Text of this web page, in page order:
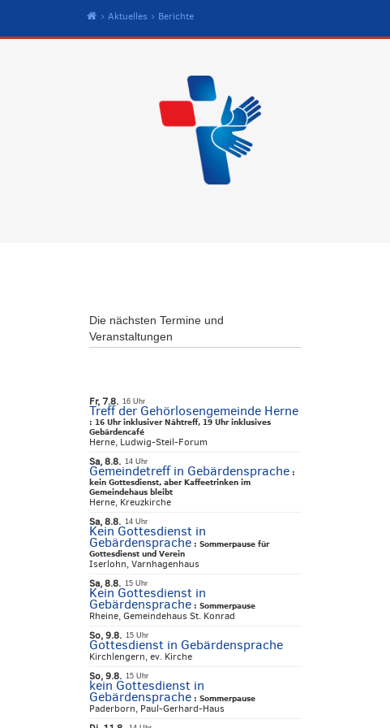
Start
Aktuelles Berichte
Die nächsten Termine und
Veranstaltungen
Fr, 7.8. 16 Uhr
Treff der Gehörlosengemeinde Herne
: 16 Uhr inklusiver Nähtreff, 19 Uhr inklusives
Gebärdencafé
Herne, Ludwig-Steil-Forum
Sa, 8.8. 14 Uhr
Gemeindetreff in Gebärdensprache:
kein Gottesdienst, aber Kaffeetrinken im
Gemeindehaus bleibt
Herne, Kreuzkirche
Sa, 8.8. 14 Uhr
Kein Gottesdienst in
Gebärdensprache: Sommerpause für
Gottesdienst und Verein
Iserlohn, Varnhagenhaus
Sa, 8.8. 15 Uhr
Kein Gottesdienst in
Gebärdensprache: Sommerpause
Rheine, Gemeindehaus St. Konrad
So, 9.8. 15 Uhr
Gottesdienst in Gebärdensprache
Kirchlengern, ev. Kirche
So, 9.8. 15 Uhr
kein Gottesdienst in
Gebärdensprache: Sommerpause
Paderborn, Paul-Gerhard-Haus